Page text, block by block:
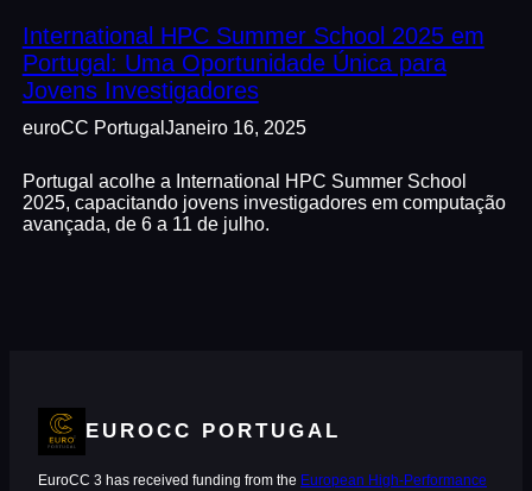
International HPC Summer School 2025 em
Portugal: Uma Oportunidade Única para
Jovens Investigadores
euroCC Portugal Janeiro 16, 2025
Portugal acolhe a International HPC Summer School
2025, capacitando jovens investigadores em computação
avançada, de 6 a 11 de julho.
EUROCC PORTUGAL
EuroCC 3 has received funding from the European High-Performance